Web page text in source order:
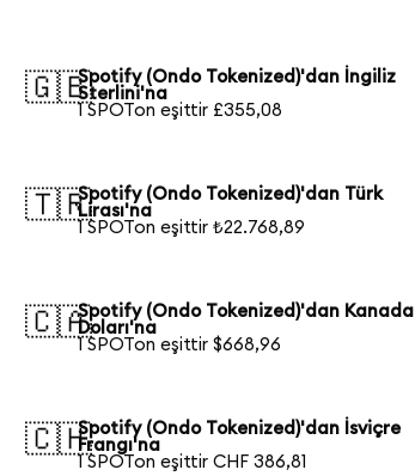
🇬🇧Spotify (Ondo Tokenized)'dan İngiliz
Sterlini'na
1 SPOTon eşittir £355,08
🇹🇷Spotify (Ondo Tokenized)'dan Türk
Lirası'na
1 SPOTon eşittir ₺22.768,89
🇨🇦Spotify (Ondo Tokenized)'dan Kanada
Doları'na
1 SPOTon eşittir $668,96
🇨🇭Spotify (Ondo Tokenized)'dan İsviçre
Frangı'na
1 SPOTon eşittir CHF 386,81